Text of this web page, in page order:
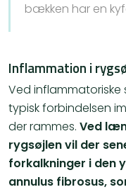
bækken har en
Inflammation i
Ved
typisk forbindelsen
der rammes. Ved
rygsøjlen vil der
forkalkninger i den
annulus fibrosus,